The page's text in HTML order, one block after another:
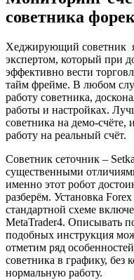
советника
Хеджирующий советник
экспертом, который при
эффективно вести
тайм фрейме. В любом
работу советника,
работы и настройках.
советника на демо-счёте,
работу на реальный счёт.
Советник сеточник –
существенными
именно этот робот
разберём. Установка
стандартной схеме
MetaTrader4. Описывать
подобных инструкция
отметим ряд
советника в графику, без
нормальную работу.